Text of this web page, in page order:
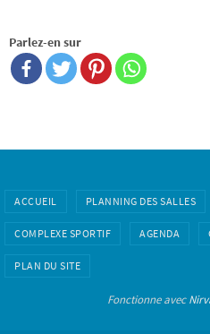
Parlez-en sur
ACCUEIL PLANNING DES SALLES
COMPLEXE SPORTIF AGENDA
PLAN DU SITE
Fonctionne avec